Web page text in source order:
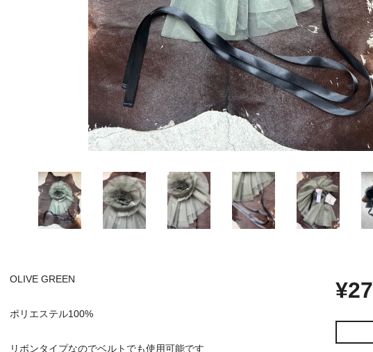
OLIVE GREEN
ポリエステル100%
リボンタイプなのでベルトでも使用可能です